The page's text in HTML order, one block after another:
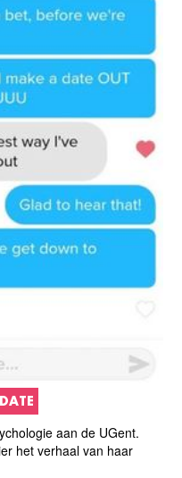
aan de UGent.
het verhaal van haar